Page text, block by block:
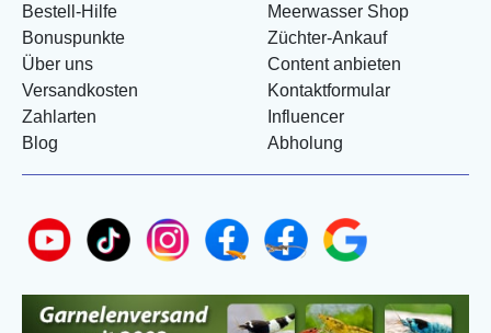
Bestell-Hilfe
Bonuspunkte
Über uns
Versandkosten
Zahlarten
Blog
Meerwasser Shop
Züchter-Ankauf
Content anbieten
Kontaktformular
Influencer
Abholung